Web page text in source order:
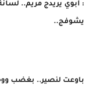
​: أبوي يريدج مريم..
يشوفج..
​باوعت لنصير.. بغضب